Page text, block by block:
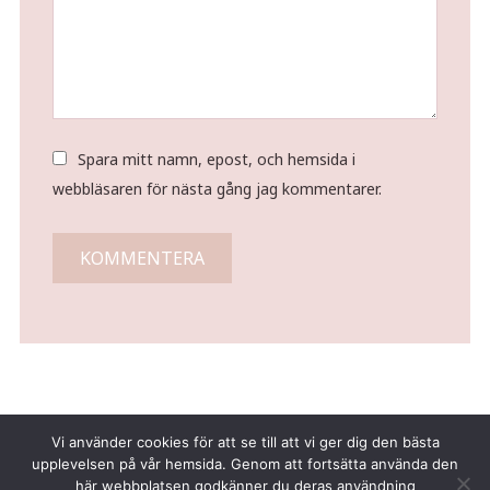
Spara mitt namn, epost, och hemsida i
webbläsaren för nästa gång jag kommentarer.
Vi använder cookies för att se till att vi ger dig den bästa
upplevelsen på vår hemsida. Genom att fortsätta använda den
här webbplatsen godkänner du deras användning